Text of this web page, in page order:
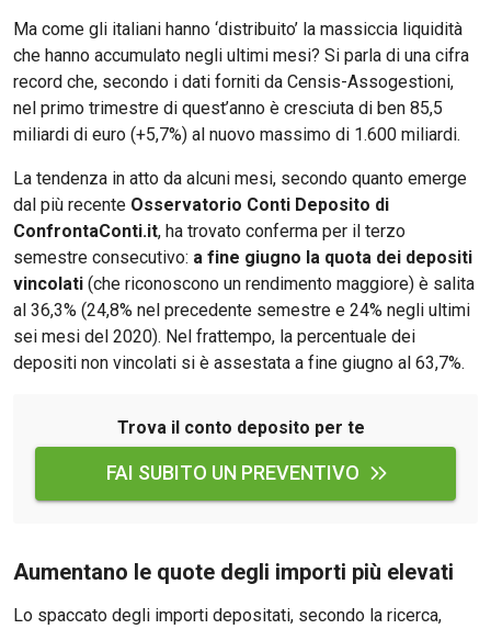
Ma come gli italiani hanno ‘distribuito’ la massiccia liquidità
che hanno accumulato negli ultimi mesi? Si parla di una cifra
record che, secondo i dati forniti da Censis-Assogestioni,
nel primo trimestre di quest’anno è cresciuta di ben 85,5
miliardi di euro (+5,7%) al nuovo massimo di 1.600 miliardi.
La tendenza in atto da alcuni mesi, secondo quanto emerge
dal più recente Osservatorio Conti Deposito di
ConfrontaConti.it, ha trovato conferma per il terzo
semestre consecutivo: a fine giugno la quota dei depositi
vincolati (che riconoscono un rendimento maggiore) è salita
al 36,3% (24,8% nel precedente semestre e 24% negli ultimi
sei mesi del 2020). Nel frattempo, la percentuale dei
depositi non vincolati si è assestata a fine giugno al 63,7%.
Trova il conto deposito per te
FAI SUBITO UN PREVENTIVO
Aumentano le quote degli importi più elevati
Lo spaccato degli importi depositati, secondo la ricerca,